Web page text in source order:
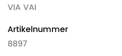
VIA VAI
Artikelnummer
8897